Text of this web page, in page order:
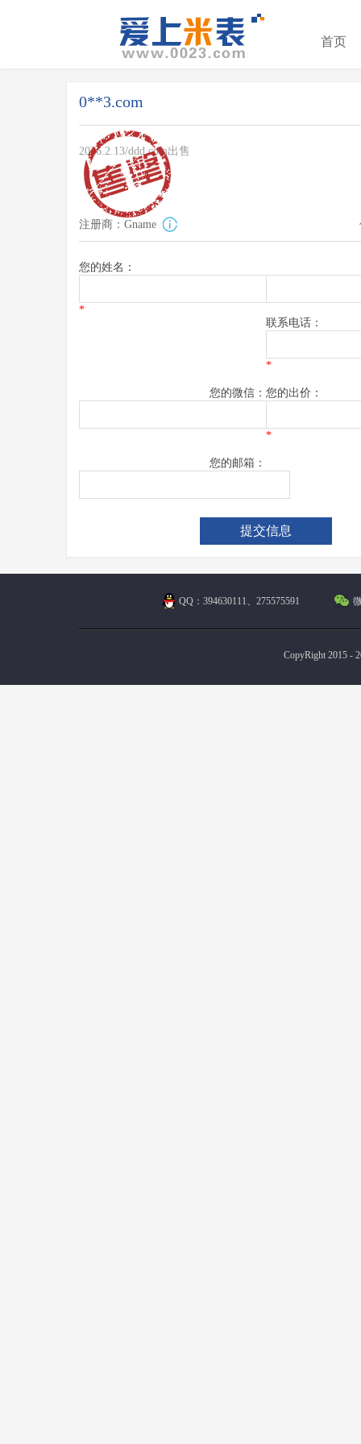
首页
0**3.com
2026.2.13/ddd.com出售
注册商：Gname
您的姓名：
*
联系电话：
*
您的微信： 您的出价：
*
您的邮箱：
QQ：394630111、275575591
CopyRight 2015 -